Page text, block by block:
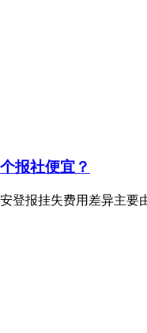
报社便宜？
登报挂失费用差异主